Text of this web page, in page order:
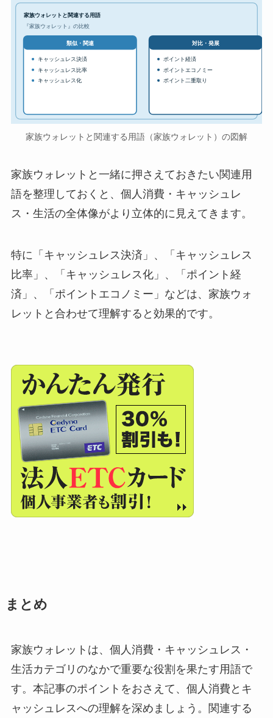
家族ウォレットと関連する用語
『家族ウォレット』の比較
類似・関連
キャッシュレス決済
キャッシュレス比率
キャッシュレス化
対比・発展
ポイント経済
ポイントエコノミー
ポイント二重取り
家族ウォレットと関連する用語（家族ウォレット）の図解
家族ウォレットと一緒に押さえておきたい関連用
語を整理しておくと、個人消費・キャッシュレ
ス・生活の全体像がより立体的に見えてきます。
特に「キャッシュレス決済」、「キャッシュレス
比率」、「キャッシュレス化」、「ポイント経
済」、「ポイントエコノミー」などは、家族ウォ
レットと合わせて理解すると効果的です。
まとめ
家族ウォレットは、個人消費・キャッシュレス・
生活カテゴリのなかで重要な役割を果たす用語で
す。本記事のポイントをおさえて、個人消費とキ
ャッシュレスへの理解を深めましょう。関連する